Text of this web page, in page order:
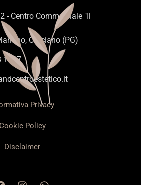
- Centro Commerciale "Il
Corciano (PG)
1207
Privacy
Cookie Policy
Disclaimer